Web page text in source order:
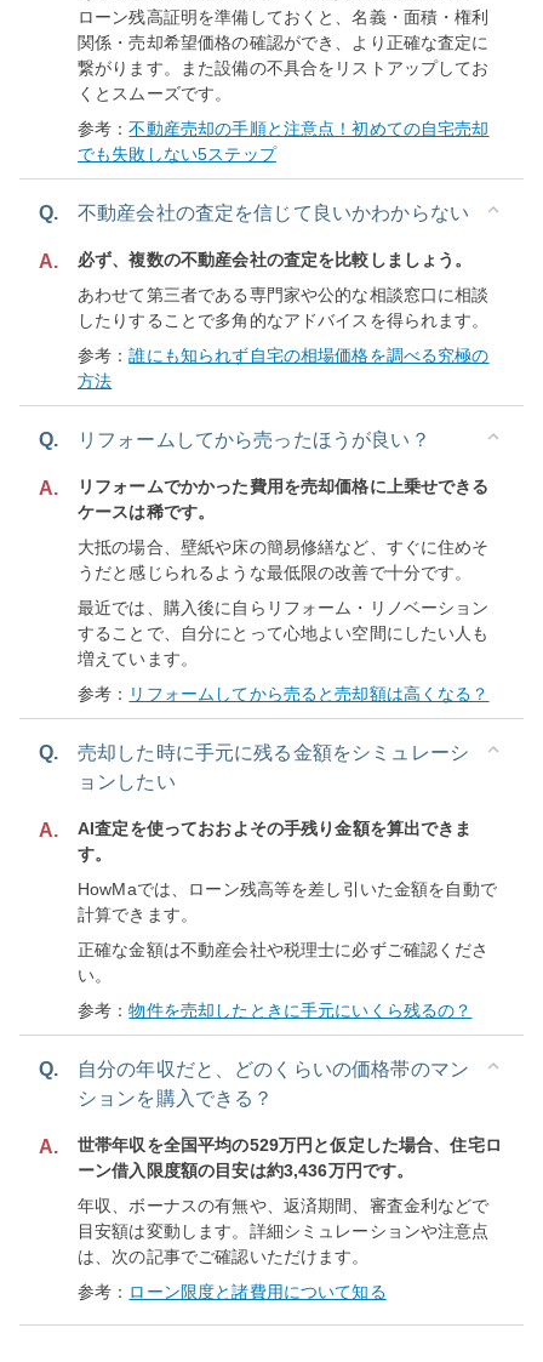
ローン残高証明を準備しておくと、名義・面積・権利
関係・売却希望価格の確認ができ、より正確な査定に
繋がります。また設備の不具合をリストアップしてお
くとスムーズです。
参考：不動産売却の手順と注意点！初めての自宅売却
でも失敗しない5ステップ
Q. 不動産会社の査定を信じて良いかわからない
A.
必ず、複数の不動産会社の査定を比較しましょう。
あわせて第三者である専門家や公的な相談窓口に相談
したりすることで多角的なアドバイスを得られます。
参考：誰にも知られず自宅の相場価格を調べる究極の
方法
Q. リフォームしてから売ったほうが良い？
A.
リフォームでかかった費用を売却価格に上乗せできる
ケースは稀です。
大抵の場合、壁紙や床の簡易修繕など、すぐに住めそ
うだと感じられるような最低限の改善で十分です。
最近では、購入後に自らリフォーム・リノベーション
することで、自分にとって心地よい空間にしたい人も
増えています。
参考： リフォームしてから売ると売却額は高くなる？
Q.
売却した時に手元に残る金額をシミュレーシ
ョンしたい
A.
AI査定を使っておおよその手残り金額を算出できま
す。
HowMaでは、ローン残高等を差し引いた金額を自動で
計算できます。
正確な金額は不動産会社や税理士に必ずご確認くださ
い。
参考：物件を売却したときに手元にいくら残るの？
Q.
自分の年収だと、どのくらいの価格帯のマン
ションを購入できる？
A.
世帯年収を全国平均の529万円と仮定した場合、住宅ロ
ーン借入限度額の目安は約3,436万円です。
年収、ボーナスの有無や、返済期間、審査金利などで
目安額は変動します。詳細シミュレーションや注意点
は、次の記事でご確認いただけます。
参考： ローン限度と諸費用について知る